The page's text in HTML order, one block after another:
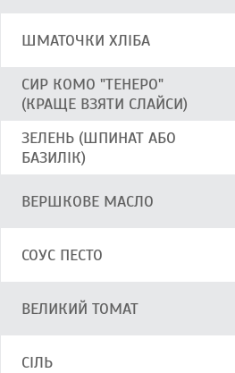
ШМАТОЧКИ ХЛІБА
СИР КОМО "ТЕНЕРО"
(КРАЩЕ ВЗЯТИ СЛАЙСИ)
ЗЕЛЕНЬ (ШПИНАТ АБО
БАЗИЛІК)
ВЕРШКОВЕ МАСЛО
СОУС ПЕСТО
ВЕЛИКИЙ ТОМАТ
СІЛЬ